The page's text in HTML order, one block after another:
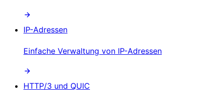
IP-Adressen
Einfache Verwaltung von IP-Adressen
HTTP/3 und QUIC